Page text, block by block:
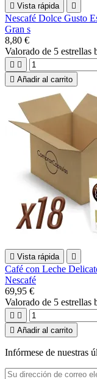
 Vista rápida 
Nescafé Dolce Gusto
Gran s
8,80 €
Valorado de 5 estrellas
 
 Añadir al carrito
 Vista rápida 
Café con Leche
Nescafé
69,95 €
Valorado de 5 estrellas
 
 Añadir al carrito
Infórmese de nuestras